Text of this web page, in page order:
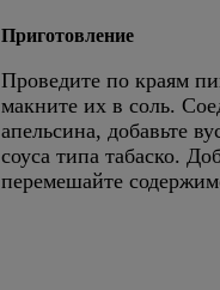
Приготовление
Проведите по краям
макните их в соль.
апельсина, добавьте
соуса типа табаско.
перемешайте